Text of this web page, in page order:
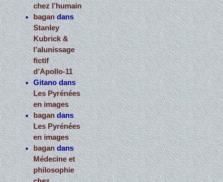
chez l’humain
bagandans
Stanley
Kubrick &
l’alunissage
fictif
d’Apollo-11
Gitanodans
Les Pyrénées
en images
bagandans
Les Pyrénées
en images
bagandans
Médecine et
philosophie